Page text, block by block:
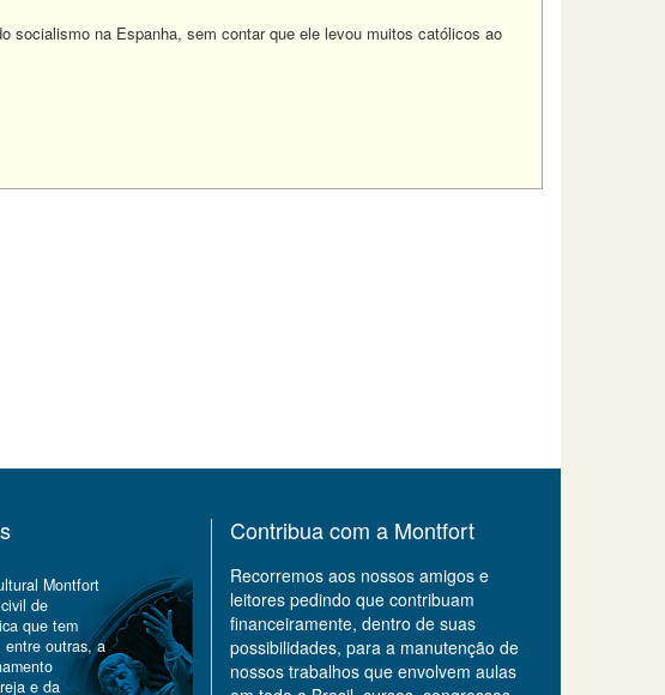
na Espanha, sem contar que ele levou muitos católicos ao
Montfort
de
que tem
entre outras, a
e da
Contribua com a Montfort
Recorremos aos nossos amigos e
leitores pedindo que contribuam
financeiramente, dentro de suas
possibilidades, para a manutenção de
nossos trabalhos que envolvem aulas